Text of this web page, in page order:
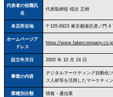
代表者の役職氏
名
代表取締役 稲次 正樹
本店所在地 〒105‐6923 東京都港区虎ノ門
ホームページア
ドレス
https://
設立年月日 2005 年 10 月 24 日
事業の内容
デジタルマーケティング自動化
ス人材等を活用したマーケティ
業種別分類 情報・通信業